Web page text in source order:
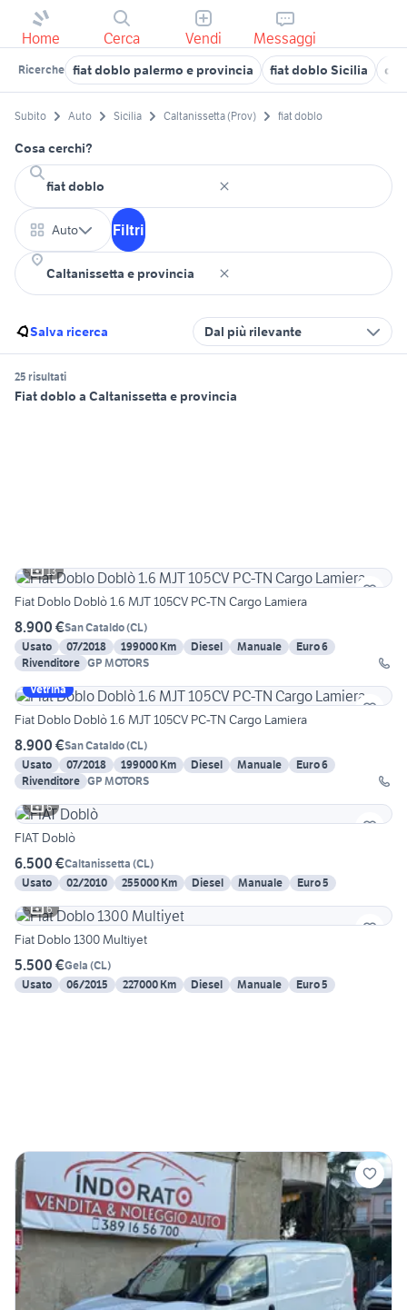
Home Cerca Vendi Messaggi
Ricerche fiat doblo palermo e provincia fiat doblo Sicilia
Subito Auto Sicilia Caltanissetta (Prov) fiat doblo
Cosa cerchi?
Auto Filtri
Salva ricerca Dal più rilevante
25 risultati
Fiat doblo a Caltanissetta e provincia
13
Fiat Doblo Doblò 1.6 MJT 105CV PC-TN Cargo Lamiera
8.900 €San Cataldo(CL)
Usato
07/2018 199000 Km Diesel Manuale
Euro 6
Rivenditore GP MOTORS
Vetrina
Fiat Doblo Doblò 1.6 MJT 105CV PC-TN Cargo Lamiera
8.900 €San Cataldo(CL)
Usato
07/2018 199000 Km Diesel Manuale
Euro 6
Rivenditore GP MOTORS
6
FIAT Doblò
6.500 €Caltanissetta (CL)
Usato
02/2010 255000 Km Diesel Manuale
Euro 5
6
Fiat Doblo 1300 Multiyet
5.500 €Gela (CL)
Usato
06/2015 227000 Km Diesel Manuale Euro 5